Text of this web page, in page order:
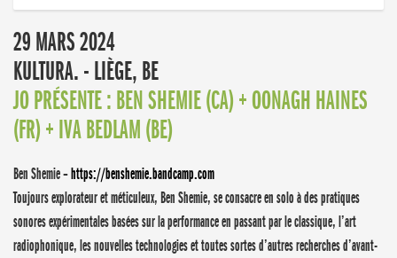
29 MARS 2024
KULTURA. - LIÈGE, BE
JO PRÉSENTE : BEN SHEMIE (CA) + OONAGH HAINES
(FR) + IVA BEDLAM (BE)
Ben Shemie –https://benshemie.bandcamp.com
Toujours explorateur et méticuleux, Ben Shemie, se consacre en solo à des pratiques
sonores expérimentales basées sur la performance en passant par le classique, l’art
radiophonique, les nouvelles technologies et toutes sortes d’autres recherches d’avant-